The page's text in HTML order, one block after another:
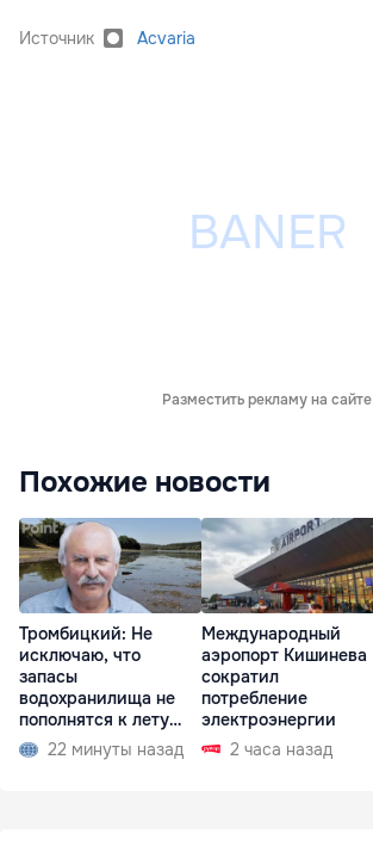
Источник Acvaria
Разместить рекламу на сайте
Похожие новости
Тромбицкий: Не
исключаю, что
запасы
водохранилища не
пополнятся к лету
2027 года
22 минуты назад
Международный
аэропорт Кишинева
сократил
потребление
электроэнергии
2 часа назад